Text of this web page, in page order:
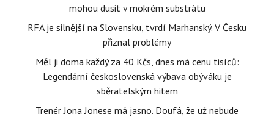
mohou dusit v mokrém substrátu
RFA je silnější na Slovensku, tvrdí Marhanský. V Česku
přiznal problémy
Měl ji doma každý za 40 Kčs, dnes má cenu tisíců:
Legendární československá výbava obýváku je
sběratelským hitem
Trenér Jona Jonese má jasno. Doufá, že už nebude